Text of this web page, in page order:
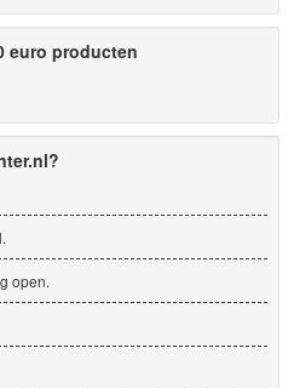
euro producten
open.